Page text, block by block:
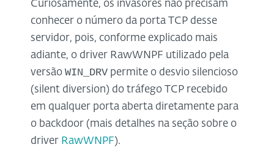
Curiosamente, os invasores não precisam
conhecer o número da porta TCP desse
servidor, pois, conforme explicado mais
adiante, o driver RawWNPF utilizado pela
versão WIN_DRV permite o desvio silencioso
(silent diversion) do tráfego TCP recebido
em qualquer porta aberta diretamente para
o backdoor (mais detalhes na seção sobre o
driver RawWNPF).